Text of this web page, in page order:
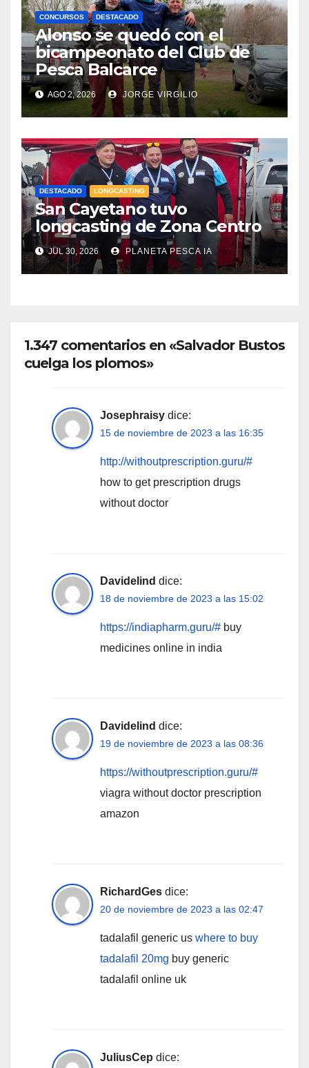
CONCURSOS DESTACADO
Alonso se quedó con el
bicampeonato del Club de
Pesca Balcarce
AGO 2, 2026 JORGE VIRGILIO
DESTACADO LONGCASTING
San Cayetano tuvo
longcasting de Zona Centro
JUL 30, 2026 PLANETA PESCA IA
1.347 comentarios en «Salvador Bustos
cuelga los plomos»
Josephraisy dice:
15 de noviembre de 2023 a las 16:35
http://withoutprescription.guru/#
how to get prescription drugs
without doctor
Davidelind dice:
18 de noviembre de 2023 a las 15:02
https://indiapharm.guru/# buy
medicines online in india
Davidelind dice:
19 de noviembre de 2023 a las 08:36
https://withoutprescription.guru/#
viagra without doctor prescription
amazon
RichardGes dice:
20 de noviembre de 2023 a las 02:47
tadalafil generic us where to buy
tadalafil 20mg buy generic
tadalafil online uk
JuliusCep dice: